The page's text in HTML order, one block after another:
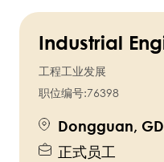
Industrial
工程工业发展
职位编号:76398
Dongguan,
正式员工